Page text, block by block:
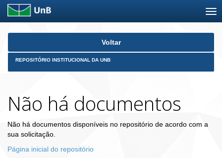
Skip
Voltar
REPOSITÓRIO INSTITUCIONAL DA UNB
Não há documentos
Não há documentos disponíveis no repositório de acordo com a
sua solicitação.
Página inicial do repositório